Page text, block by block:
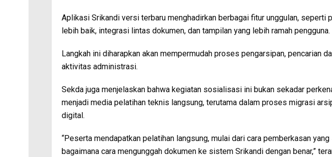
Aplikasi Srikandi versi terbaru menghadirkan berbagai fitur unggulan, seperti
lebih baik, integrasi lintas dokumen, dan tampilan yang lebih ramah pengguna.
Langkah ini diharapkan akan mempermudah proses pengarsipan, pencarian
aktivitas administrasi.
Sekda juga menjelaskan bahwa kegiatan sosialisasi ini bukan sekadar
menjadi media pelatihan teknis langsung, terutama dalam proses migrasi
digital.
“Peserta mendapatkan pelatihan langsung, mulai dari cara pemberkasan
bagaimana cara mengunggah dokumen ke sistem Srikandi dengan benar,”